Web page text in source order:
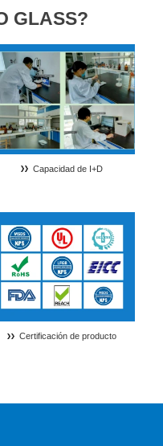
APRENDE MÁS >>
GLASS?
Capacidad de I+D
Certificación de producto